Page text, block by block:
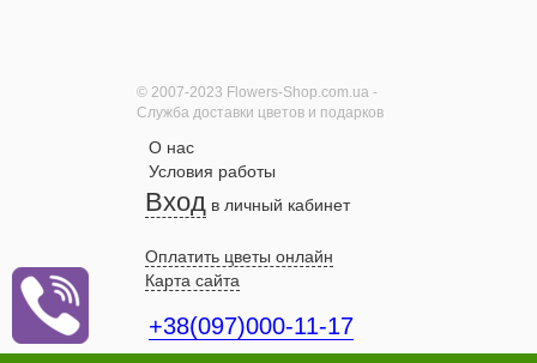
© 2007-2023 Flowers-Shop.com.ua -
Служба доставки цветов и подарков
О нас
Условия работы
Вход в личный кабинет
Оплатить цветы онлайн
Карта сайта
+38(097)000-11-17